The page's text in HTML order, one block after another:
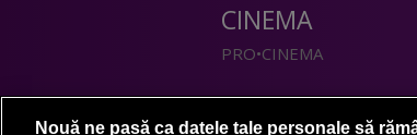
CINEMA
PRO•CINEMA
DIVERTISMENT
Nouă ne pasă ca datele tale personale să